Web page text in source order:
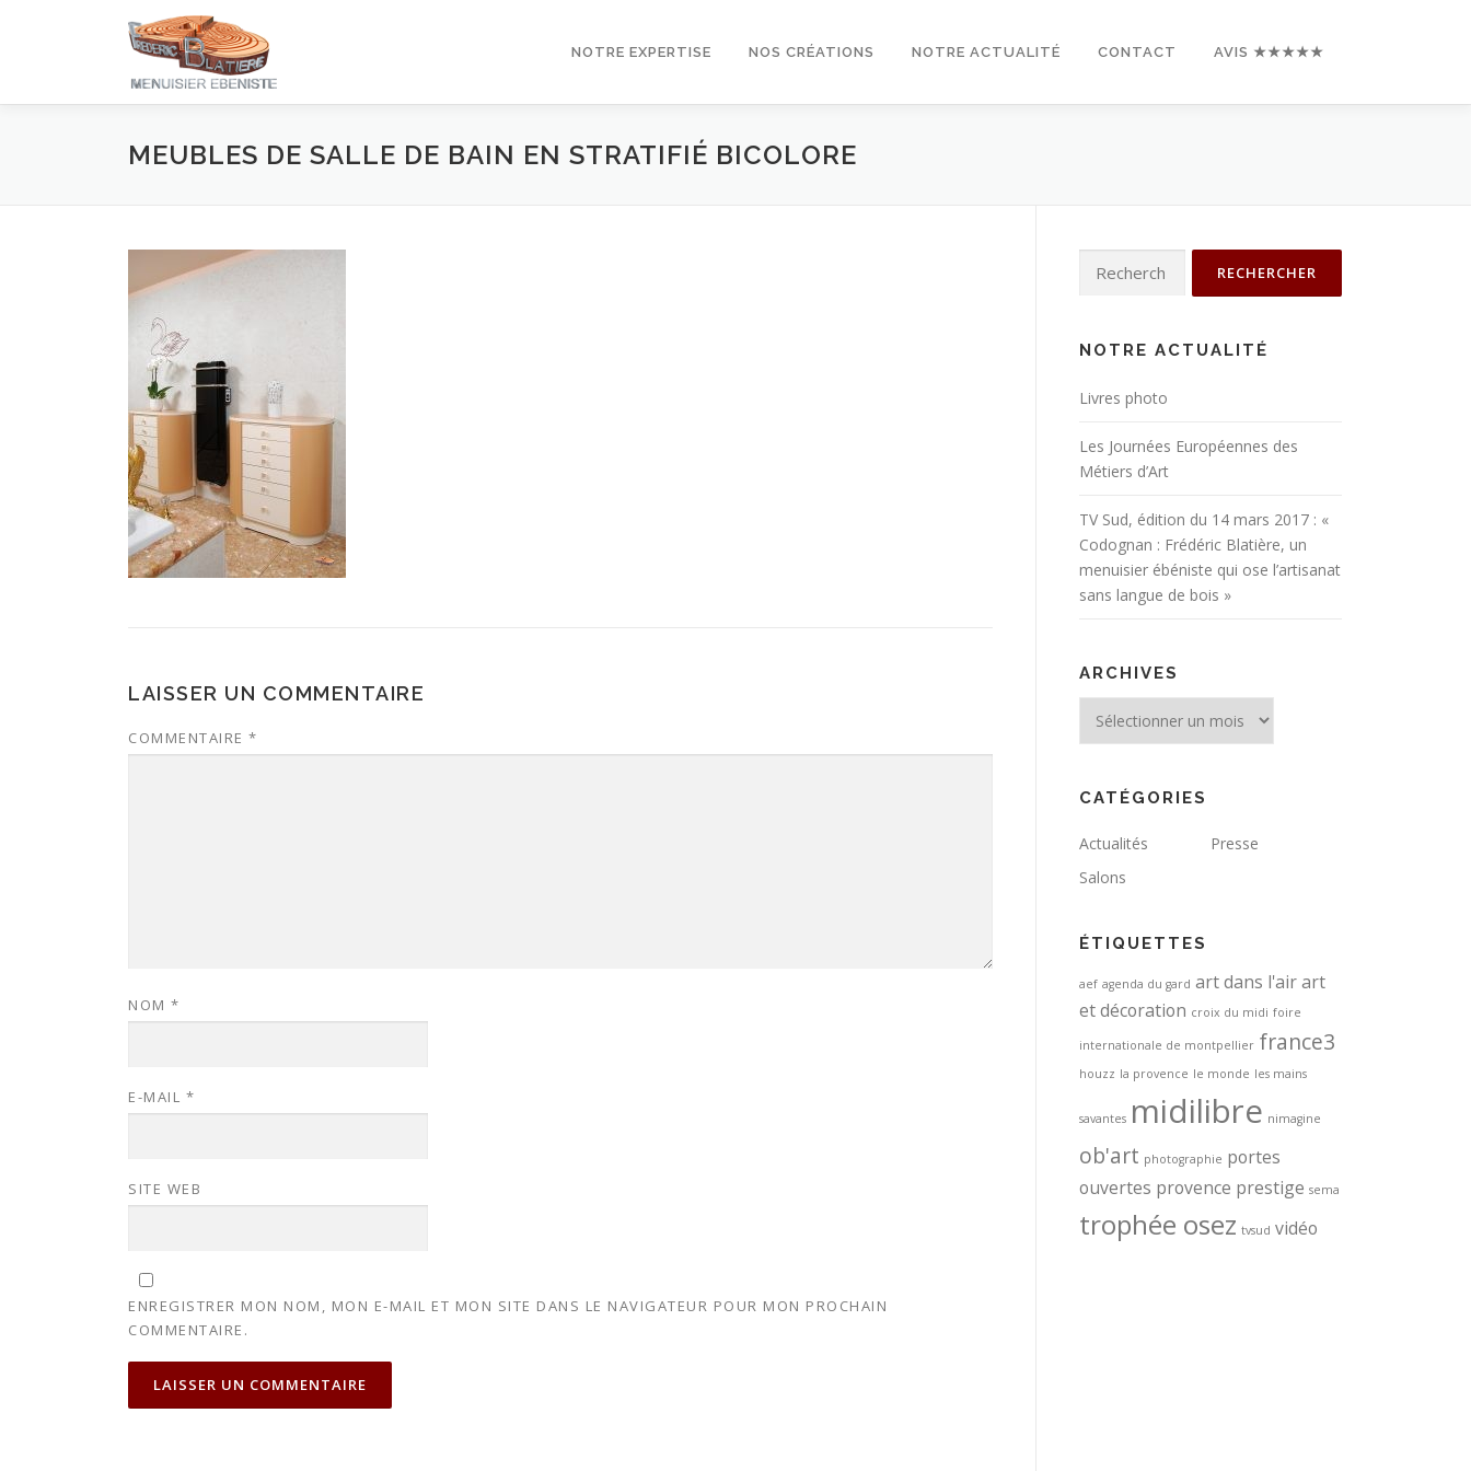
NOTRE EXPERTISE NOS CRÉATIONS NOTRE ACTUALITÉ CONTACT AVIS ★★★★★
MEUBLES DE SALLE DE BAIN EN STRATIFIÉ BICOLORE
LAISSER UN COMMENTAIRE
COMMENTAIRE *
NOM *
E-MAIL *
SITE WEB
ENREGISTRER MON NOM, MON E-MAIL ET MON SITE DANS LE NAVIGATEUR POUR MON PROCHAIN
COMMENTAIRE.
NOTRE ACTUALITÉ
Livres photo
Les Journées Européennes des
Métiers d’Art
TV Sud, édition du 14 mars 2017 : «
Codognan : Frédéric Blatière, un
menuisier ébéniste qui ose l’artisanat
sans langue de bois »
ARCHIVES
CATÉGORIES
Actualités
Presse
Salons
ÉTIQUETTES
aef agenda du gard art dans l'airart
et décoration croix du midi foire
internationale de montpellier france3
houzz la provence le monde les mains
savantes midilibre nimagine
ob'art photographie portes
ouvertes provence prestige sema
trophée osez tvsud vidéo